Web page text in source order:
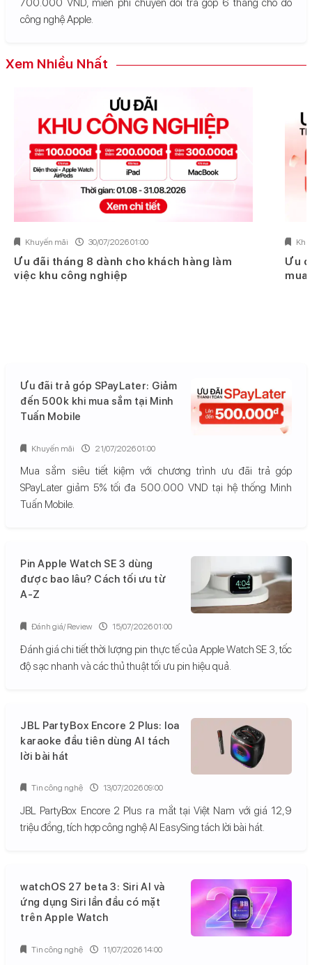
700.000 VND, miễn phí chuyển đổi trả góp 6 tháng cho đồ
công nghệ Apple.
Xem Nhiều Nhất
Khuyến mãi 30/07/2026 01:00
Ưu đãi tháng 8 dành cho khách hàng làm
việc khu công nghiệp
Ưu
mua
Ưu đãi trả góp SPayLater: Giảm
đến 500k khi mua sắm tại Minh
Tuấn Mobile
Mua sắm siêu tiết kiệm với chương trình ưu đãi trả góp
SPayLater giảm 5% tối đa 500.000 VND tại hệ thống Minh
Tuấn Mobile.
Khuyến mãi 21/07/2026 01:00
Pin Apple Watch SE 3 dùng
được bao lâu? Cách tối ưu từ
A-Z
Đánh giá chi tiết thời lượng pin thực tế của Apple Watch SE 3, tốc
độ sạc nhanh và các thủ thuật tối ưu pin hiệu quả.
Đánh giá/ Review 15/07/2026 01:00
JBL PartyBox Encore 2 Plus: loa
karaoke đầu tiên dùng AI tách
lời bài hát
JBL PartyBox Encore 2 Plus ra mắt tại Việt Nam với giá 12,9
triệu đồng, tích hợp công nghệ AI EasySing tách lời bài hát.
Tin công nghệ 13/07/2026 09:00
watchOS 27 beta 3: Siri AI và
ứng dụng Siri lần đầu có mặt
trên Apple Watch
Tin công nghệ 11/07/2026 14:00